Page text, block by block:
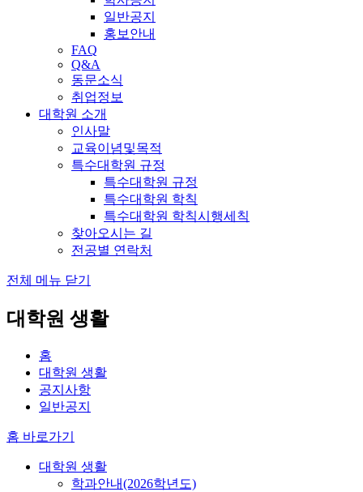
일반공지
홍보안내
FAQ
Q&A
동문소식
취업정보
대학원 소개
인사말
교육이념및목적
특수대학원 규정
특수대학원 규정
특수대학원 학칙
특수대학원 학칙시행세칙
찾아오시는 길
전공별 연락처
전체 메뉴 닫기
대학원 생활
홈
대학원 생활
공지사항
일반공지
홈 바로가기
대학원 생활
학과안내(2026학년도)